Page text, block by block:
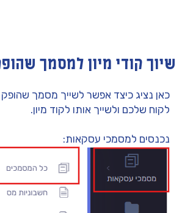
שיוך קודי מיון למסמך
כאן נציג כיצד אפשר לשייך מסמך
לקוח שלכם ולשייך אותו לקוד מיון.
נכנסים למסמכי עסקאות: